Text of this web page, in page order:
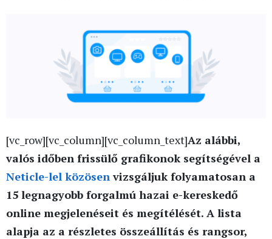
[vc_row][vc_column][vc_column_text]Az alábbi,
valós időben frissülő grafikonok segítségével a
Neticle-lel közösenvizsgáljuk folyamatosan a
15 legnagyobb forgalmú hazai e-kereskedő
online megjelenéseit és megítélését. A lista
alapja az a részletes összeállítás és rangsor,